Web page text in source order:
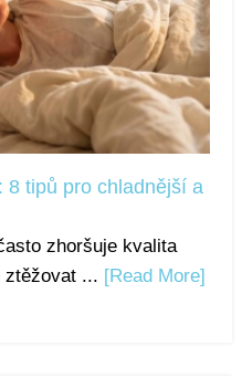
8 tipů pro chladnější a
zhoršuje kvalita
ztěžovat ... [Read More]